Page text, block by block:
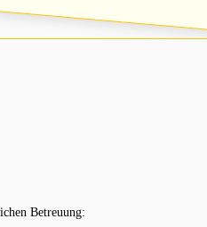
Betreuung: